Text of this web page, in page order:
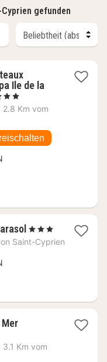
gefunden
Ile de la
2.8 Km vom
1
Nacht
, 3 Sterne
Saint-Cyprien
1
ab
3.1 Km vom